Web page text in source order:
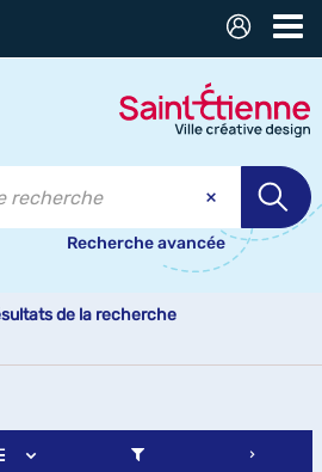
Recherche avancée
de la recherche